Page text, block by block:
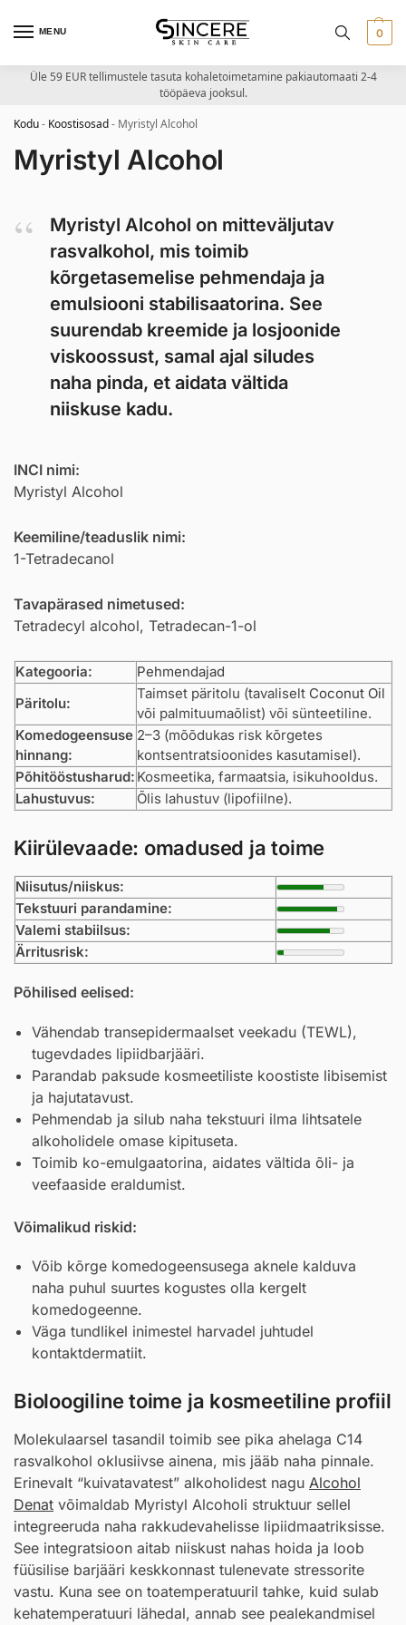
MENU 0
Üle 59 EUR tellimustele tasuta kohaletoimetamine pakiautomaati 2-4
tööpäeva jooksul.
Kodu- Koostisosad- Myristyl Alcohol
Myristyl Alcohol
Myristyl Alcohol on mitteväljutav
rasvalkohol, mis toimib
kõrgetasemelise pehmendaja ja
emulsiooni stabilisaatorina. See
suurendab kreemide ja losjoonide
viskoossust, samal ajal siludes
naha pinda, et aidata vältida
niiskuse kadu.
INCI nimi:
Myristyl Alcohol
Keemiline/teaduslik nimi:
1-Tetradecanol
Tavapärased nimetused:
Tetradecyl alcohol, Tetradecan-1-ol
Kategooria:
Pehmendajad
Päritolu:
Taimset päritolu (tavaliselt Coconut Oil
või palmituumaõlist) või sünteetiline.
Komedogeensuse
hinnang:
2–3 (mõõdukas risk kõrgetes
kontsentratsioonides kasutamisel).
Põhitööstusharud: Kosmeetika, farmaatsia, isikuhooldus.
Lahustuvus:
Õlis lahustuv (lipofiilne).
Kiirülevaade: omadused ja toime
Niisutus/niiskus:
Tekstuuri parandamine:
Valemi stabiilsus:
Ärritusrisk:
Põhilised eelised:
Vähendab transepidermaalset veekadu (TEWL),
tugevdades lipiidbarjääri.
Parandab paksude kosmeetiliste koostiste libisemist
ja hajutatavust.
Pehmendab ja silub naha tekstuuri ilma lihtsatele
alkoholidele omase kipituseta.
Toimib ko-emulgaatorina, aidates vältida õli- ja
veefaaside eraldumist.
Võimalikud riskid:
Võib kõrge komedogeensusega aknele kalduva
naha puhul suurtes kogustes olla kergelt
komedogeenne.
Väga tundlikel inimestel harvadel juhtudel
kontaktdermatiit.
Bioloogiline toime ja kosmeetiline profiil
Molekulaarsel tasandil toimib see pika ahelaga C14
rasvalkohol oklusiivse ainena, mis jääb naha pinnale.
Erinevalt “kuivatavatest” alkoholidest nagu Alcohol
Denat võimaldab Myristyl Alcoholi struktuur sellel
integreeruda naha rakkudevahelisse lipiidmaatriksisse.
See integratsioon aitab niiskust nahas hoida ja loob
füüsilise barjääri keskkonnast tulenevate stressorite
vastu. Kuna see on toatemperatuuril tahke, kuid sulab
kehatemperatuuri lähedal, annab see pealekandmisel